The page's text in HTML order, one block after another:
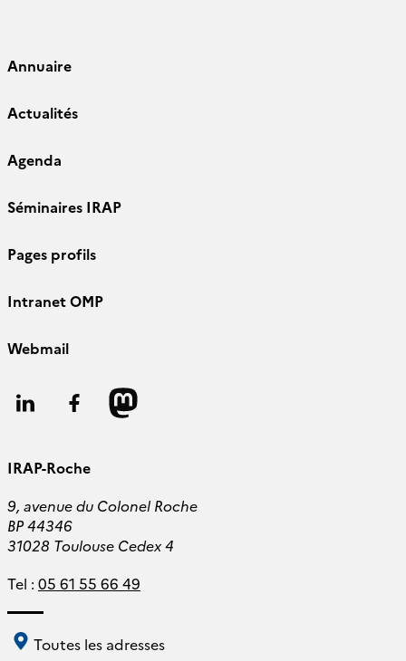
Annuaire
Actualités
Agenda
Séminaires IRAP
Pages profils
Intranet OMP
Webmail
Follow Follow
IRAP-Roche
9, avenue du Colonel Roche
BP 44346
31028 Toulouse Cedex 4
Tel : 05 61 55 66 49
Toutes les adresses